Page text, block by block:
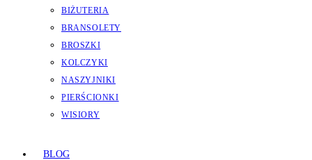
BIŻUTERIA
BRANSOLETY
BROSZKI
KOLCZYKI
NASZYJNIKI
PIERŚCIONKI
WISIORY
BLOG